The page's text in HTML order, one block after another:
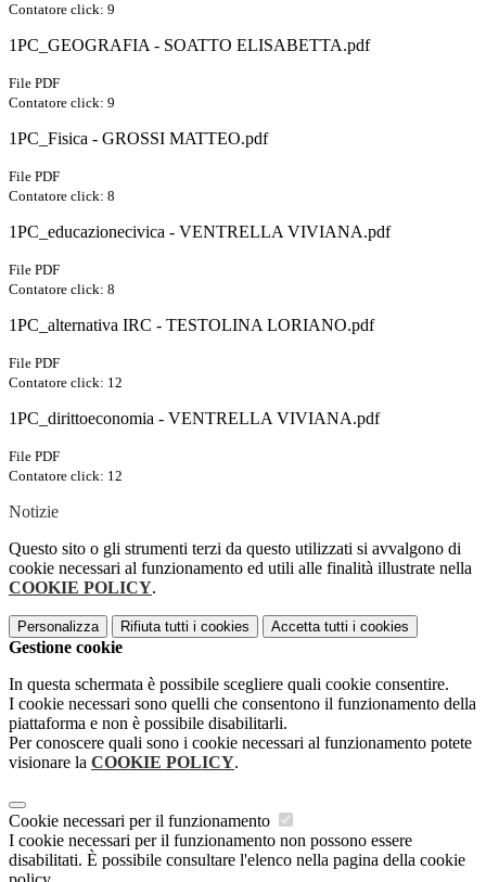
Contatore click: 9
1PC_GEOGRAFIA - SOATTO ELISABETTA.pdf
File PDF
Contatore click: 9
1PC_Fisica - GROSSI MATTEO.pdf
File PDF
Contatore click: 8
1PC_educazionecivica - VENTRELLA VIVIANA.pdf
File PDF
Contatore click: 8
1PC_alternativa IRC - TESTOLINA LORIANO.pdf
File PDF
Contatore click: 12
1PC_dirittoeconomia - VENTRELLA VIVIANA.pdf
File PDF
Contatore click: 12
Notizie
Questo sito o gli strumenti terzi da questo utilizzati si avvalgono di
cookie necessari al funzionamento ed utili alle finalità illustrate nella
COOKIE POLICY.
Personalizza Rifiuta tutti i cookies Accetta tutti i cookies
Gestione cookie
In questa schermata è possibile scegliere quali cookie consentire.
I cookie necessari sono quelli che consentono il funzionamento della
piattaforma e non è possibile disabilitarli.
Per conoscere quali sono i cookie necessari al funzionamento potete
visionare la COOKIE POLICY.
Cookie necessari per il funzionamento
I cookie necessari per il funzionamento non possono essere
disabilitati. È possibile consultare l'elenco nella pagina della cookie